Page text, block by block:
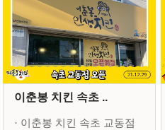
이춘봉 치킨 속초 ..
· 이춘봉 치킨 속초 교동점